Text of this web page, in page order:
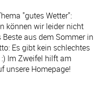
"gutes Wetter":
können wir leider nicht
aus dem Sommer in
Es gibt kein schlechtes
Im Zweifel hilft am
unsere Homepage!